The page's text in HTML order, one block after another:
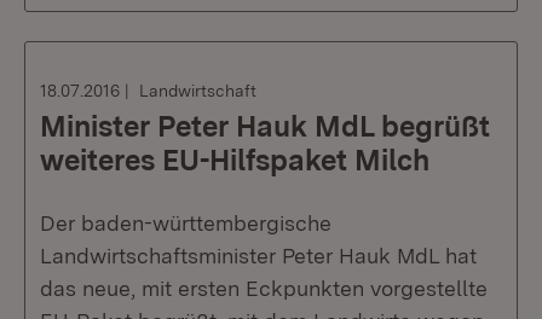
18.07.2016 Landwirtschaft
Minister Peter Hauk MdL begrüßt
weiteres EU-Hilfspaket Milch
Der baden-württembergische
Landwirtschaftsminister Peter Hauk MdL hat
das neue, mit ersten Eckpunkten vorgestellte